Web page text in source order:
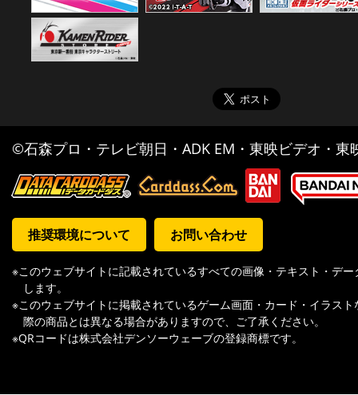
©石森プロ・テレビ朝日・ADK EM・東映ビデオ・
推奨環境について お問い合わせ
※このウェブサイトに記載されているすべての画像・テキスト・デ
します。
※このウェブサイトに掲載されているゲーム画面・カード・イラス
際の商品とは異なる場合がありますので、ご了承ください。
※QRコードは株式会社デンソーウェーブの登録商標です。